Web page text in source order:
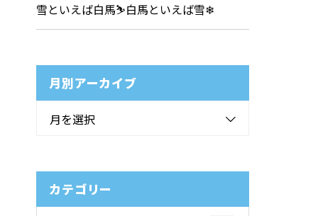
雪といえば白馬⛷白馬といえば雪❄
月別アーカイブ
月を選択
カテゴリー